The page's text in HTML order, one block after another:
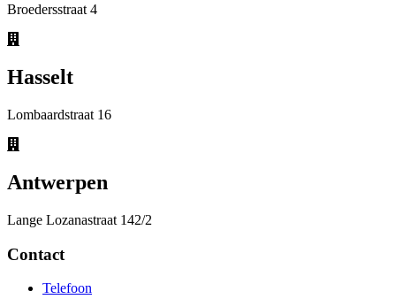
Broedersstraat 4
Hasselt
Lombaardstraat 16
Antwerpen
Lange Lozanastraat 142/2
Contact
Telefoon